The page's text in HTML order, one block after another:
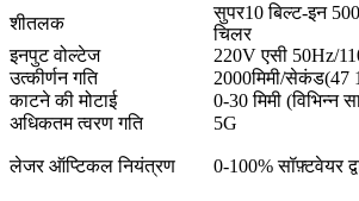
शीतलक
सुपर10 बिल्ट-इन
चिलर
इनपुट वोल्टेज
220V एसी 50Hz/
उत्कीर्णन गति
2000मिमी/
काटने की मोटाई
0-30 मिमी (विभिन्न
अधिकतम त्वरण गति
5G
लेजर ऑप्टिकल नियंत्रण 0-100% सॉफ़्टवेयर